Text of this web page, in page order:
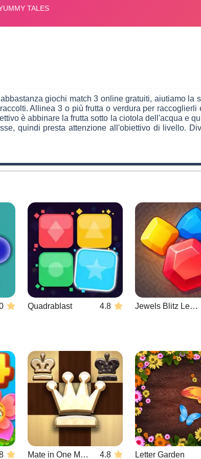
giochi match 3 online gratuiti, aiutiamo
Allinea 3 o più frutta o verdura per
è abbinare la frutta sotto la ciotola dell'acqua e
quindi presta attenzione all'obiettivo di livello.
Quadrablast 4.8 Jewels Blitz Legends
Mate in One Move 4.8 Letter Garden